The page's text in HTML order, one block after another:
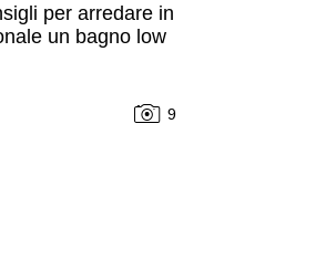
per arredare in
un bagno low
9